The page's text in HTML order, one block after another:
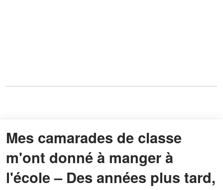
Mes camarades de classe
m'ont donné à manger à
l'école – Des années plus tard,